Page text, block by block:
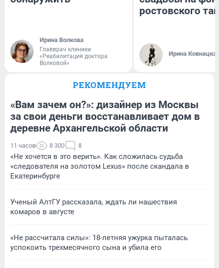
Ирина Волкова
Главврач клиники
«Реабилитация доктора
Волковой»
ростовского
Ирина
РЕКОМЕНДУЕМ
«Вам зачем он?»: дизайнер из Москвы
за свои деньги восстанавливает дом в
деревне Архангельской области
11 часов 8 300 8
«Не хочется в это верить». Как сложилась судьба
«следователя на золотом Lexus» после скандала в
Екатеринбурге
Ученый АлтГУ рассказала, ждать ли нашествия
комаров в августе
«Не рассчитала силы»: 18-летняя ужурка пыталась
успокоить трехмесячного сына и убила его